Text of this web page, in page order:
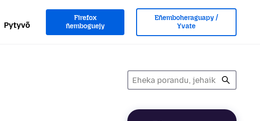
Pytyvõ
Firefox
ñemboguejy
Eñemboheraguapy /
Yvate